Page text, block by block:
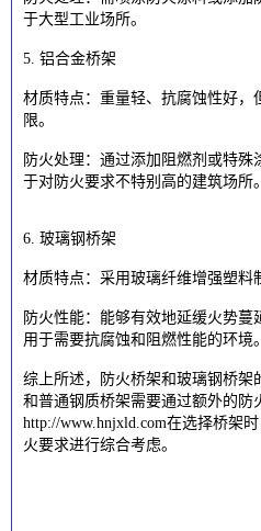
于大型工业场所。
5. 铝合金桥架
材质特点：重量轻、抗腐蚀性好，
限。
防火处理：通过添加阻燃剂或特殊
于对防火要求不特别高的建筑场所。
6. 玻璃钢桥架
材质特点：采用玻璃纤维增强塑料
防火性能：能够有效地延缓火势
用于需要抗腐蚀和阻燃性能的环境。
综上所述，防火桥架和玻璃钢桥架
和普通钢质桥架需要通过额外的防
http://www.hnjxld.com在选择桥架
火要求进行综合考虑。